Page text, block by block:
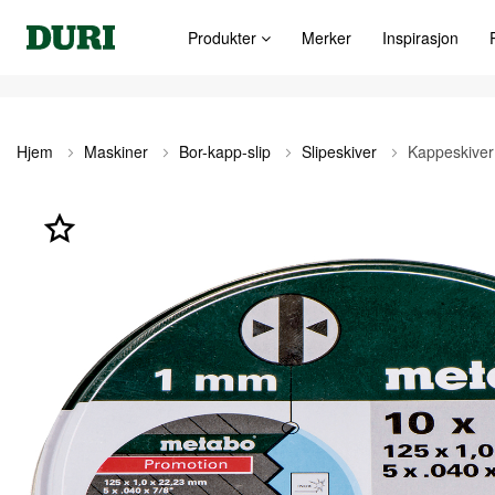
Produkter Merker Inspirasjon
Hjem Maskiner Bor-kapp-slip Slipeskiver
slutten